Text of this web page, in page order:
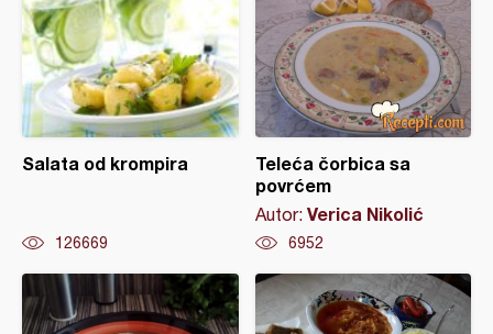
Salata od krompira
126669
Teleća čorbica sa
povrćem
Autor: Verica Nikolić
6952